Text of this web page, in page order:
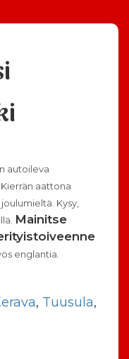
autoileva
aattona
Kysy,
Mainitse
englantia.
, Tuusula,